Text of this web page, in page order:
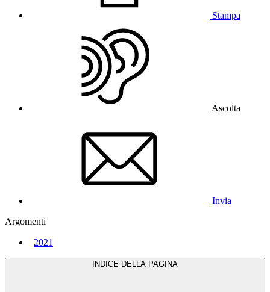
Stampa
Ascolta
Invia
Argomenti
2021
INDICE DELLA PAGINA